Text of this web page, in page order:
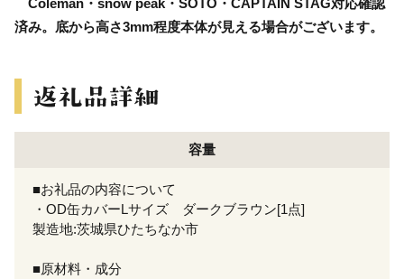
済み。底から高さ3mm程度本体が見える場合がございます。
容量
■お礼品の内容について
・OD缶カバーLサイズ ダークブラウン[1点]
製造地:茨城県ひたちなか市
■原材料・成分